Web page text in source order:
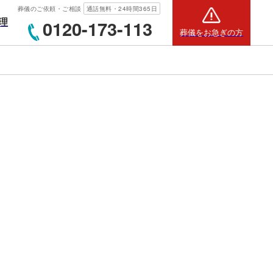
葬儀のご依頼・ご相談 通話無料・24時間365日
0120-173-113 葬儀をお急ぎの方